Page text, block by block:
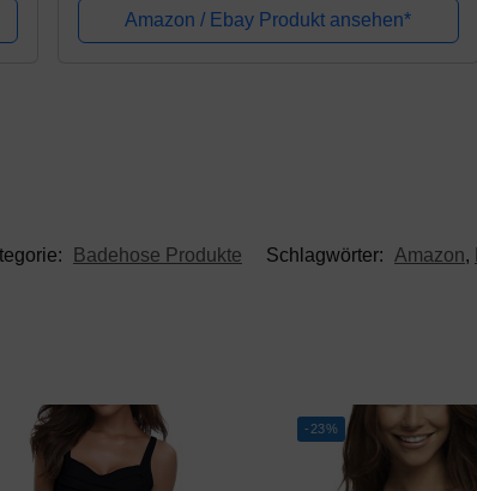
MEHRWEG, Kurz Schwarz, M
Amazon / Ebay Produkt ansehen*
Badehose Produkte Schlagwörter: Amazon,
-23%